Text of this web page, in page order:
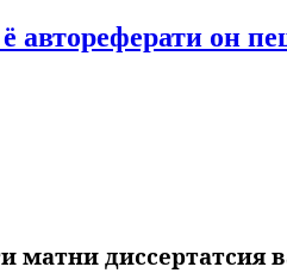
автореферати он
матни диссертатсия